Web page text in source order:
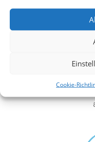
Cookie-
Besuch unserer
Ausschüttung von
Depressionen und
Stoffwechsel